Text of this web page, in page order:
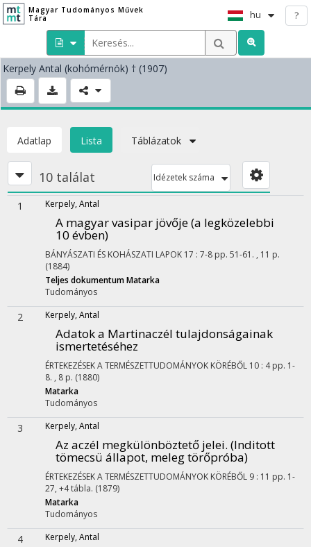
Magyar Tudományos Művek
Tára
hu ?
Kerpely Antal (kohómérnök) † (1907)
Adatlap Lista Táblázatok
10 találat Idézetek száma
1 Kerpely, Antal
A magyar vasipar jövője (a legközelebbi
10 évben)
BÁNYÁSZATI ÉS KOHÁSZATI LAPOK 17 : 7-8 pp. 51-61. , 11 p.
(1884)
Teljes dokumentumMatarka
Tudományos
2 Kerpely, Antal
Adatok a Martinaczél tulajdonságainak
ismertetéséhez
ÉRTEKEZÉSEK A TERMÉSZETTUDOMÁNYOK KÖRÉBŐL 10 : 4 pp. 1-
8. , 8 p. (1880)
Matarka
Tudományos
3 Kerpely, Antal
Az aczél megkülönböztető jelei. (Inditott
tömecsü állapot, meleg törőpróba)
ÉRTEKEZÉSEK A TERMÉSZETTUDOMÁNYOK KÖRÉBŐL 9 : 11 pp. 1-
27, +4 tábla. (1879)
Matarka
Tudományos
4 Kerpely, Antal